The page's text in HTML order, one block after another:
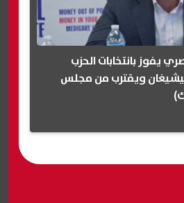
يفوز بانتخابات الحزب
ويقترب من مجلس